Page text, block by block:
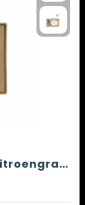
InSideOut Aroma Hanger Citroengras oil 10 ml